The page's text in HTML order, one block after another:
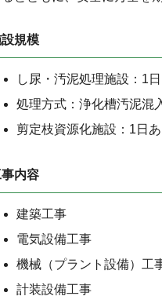
規模
し尿・汚泥処理施設：1
処理方式：浄化槽汚泥混
剪定枝資源化施設：1日
内容
建築工事
電気設備工事
機械（プラント設備）工
計装設備工事